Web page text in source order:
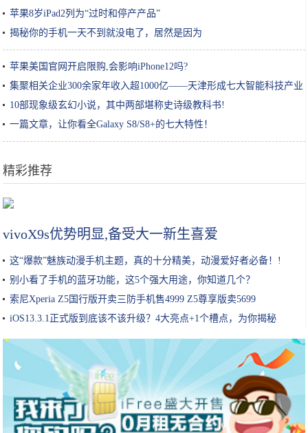
苹果8岁iPad2列为“过时和停产产品”
揭秘你的手机一天不到就没电了，居然是因为
苹果美国官网开启限购,会影响iPhone12吗?
集聚相关企业300余家年收入超1000亿——天津形成七大智能科技产业
链条
10部现象级玄幻小说，其中两部堪称史诗级教科书!
一篇文章，让你看全Galaxy S8/S8+的七大特性！
精彩推荐
vivoX9s优势明显,备受大一新生喜爱
这“爆款”魅族动漫手机主题，真的十分精美，动漫爱好者必备！!
别小看了手机的蓝牙功能，这5个强大用途，你知道几个？
索尼Xperia Z5国行版开卖三防手机售4999 Z5尊享版卖5699
iOS13.3.1正式版到底该不该升级？4大亮点+1个槽点，为你揭秘